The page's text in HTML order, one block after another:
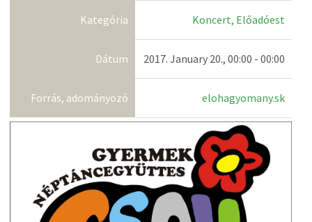
Kategória Koncert, Előadóest
Dátum 2017. January 20., 00:00 - 00:00
Forrás, adományozó elohagyomany.sk